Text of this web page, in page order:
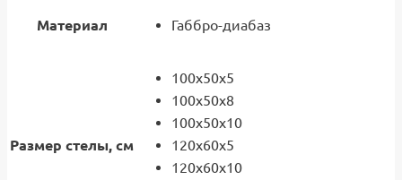
Материал Габбро-диабаз
Размер стелы, см
100x50x5
100x50x8
100x50x10
120x60x5
120x60x10